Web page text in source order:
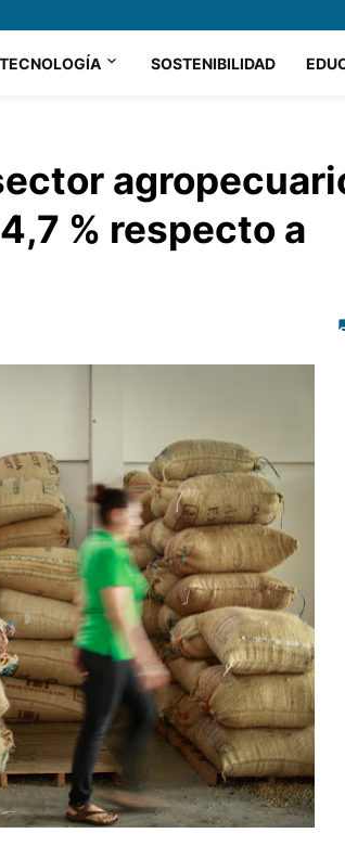
TECNOLOGÍA SOSTENIBILIDAD
% respecto a